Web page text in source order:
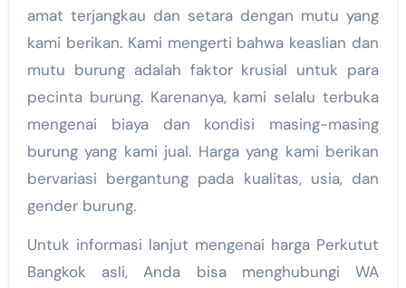
amat terjangkau dan setara dengan mutu yang
kami berikan. Kami mengerti bahwa keaslian dan
mutu burung adalah faktor krusial untuk para
pecinta burung. Karenanya, kami selalu terbuka
mengenai biaya dan kondisi masing-masing
burung yang kami jual. Harga yang kami berikan
bervariasi bergantung pada kualitas, usia, dan
gender burung.
Untuk informasi lanjut mengenai harga Perkutut
Bangkok asli, Anda bisa menghubungi WA